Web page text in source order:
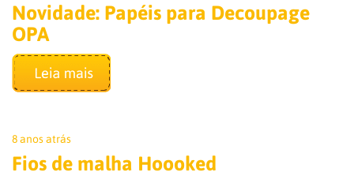
Novidade: Papéis para Decoupage
OPA
8 anos atrás
Fios de malha Hoooked